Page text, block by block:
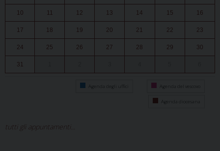
10 11 12 13 14 15 16
17 18 19 20 21 22 23
24 25 26 27 28 29 30
31
Agenda degli uffici Agenda del vescovo
Agenda diocesana
tutti gli appuntamenti...